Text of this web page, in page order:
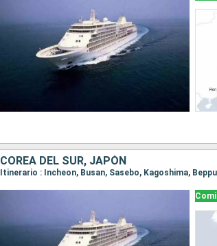
COREA DEL SUR, JAPÓN
Itinerario : Incheon, Busan, Sasebo, Kagoshima,